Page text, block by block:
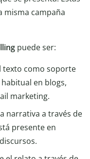
misma campaña
puede ser:
texto como soporte
en blogs,
marketing.
narrativa a través de
presente en